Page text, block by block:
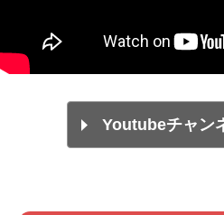
Youtubeチャン